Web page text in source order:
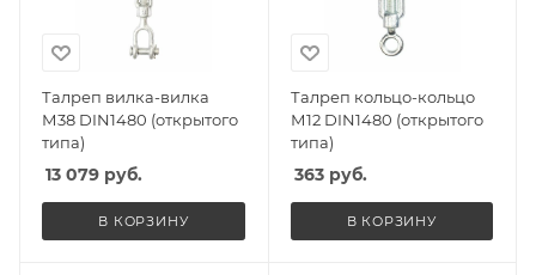
Талреп вилка-вилка
М38 DIN1480 (открытого
типа)
13 079 руб.
В КОРЗИНУ
Талреп кольцо-кольцо
М12 DIN1480 (открытого
типа)
363руб.
В КОРЗИНУ